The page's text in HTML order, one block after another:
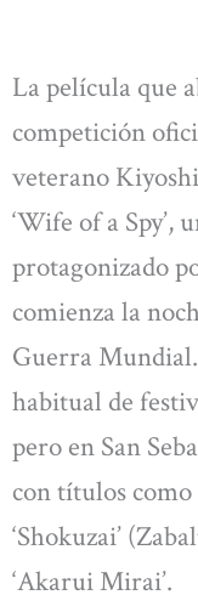
La película que
competición
veterano
‘Wife of a Spy’,
protagonizado
comienza la
Guerra
habitual de
pero en San
con títulos como
‘Shokuzai’
‘Akarui Mirai’.